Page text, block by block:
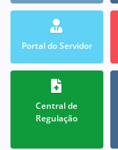
Portal do Servidor
Central de
Regulação